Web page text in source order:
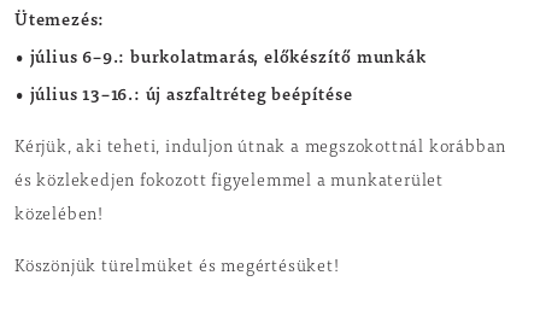
Ütemezés:
• július 6–9.: burkolatmarás, előkészítő munkák
• július 13–16.: új aszfaltréteg beépítése
Kérjük, aki teheti, induljon útnak a megszokottnál korábban
és közlekedjen fokozott figyelemmel a munkaterület
közelében!
Köszönjük türelmüket és megértésüket!